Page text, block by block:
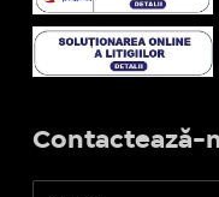
Contactează-